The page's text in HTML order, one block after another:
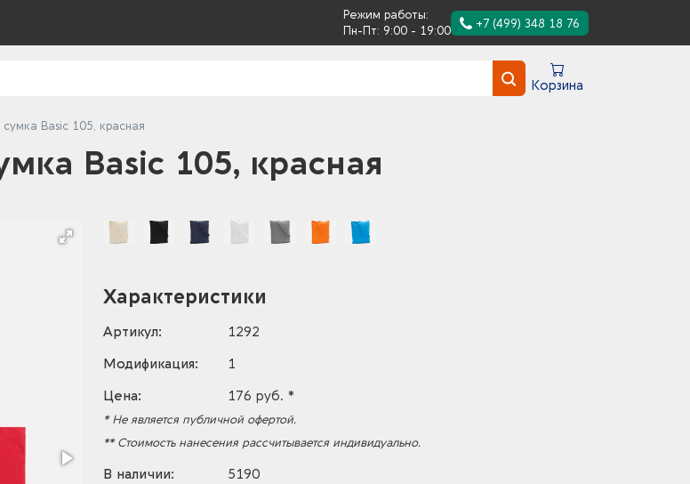
Режим работы:
Пн-Пт: 9:00 - 19:00
+7 (499) 348 18 76
Корзина
Basic 105, красная
Basic 105, красная
Характеристики
Артикул:
1292
Модификация:
1
Цена:
176 руб. *
* Не является публичной офертой.
** Стоимость нанесения рассчитывается индивидуально.
В наличии:
5190